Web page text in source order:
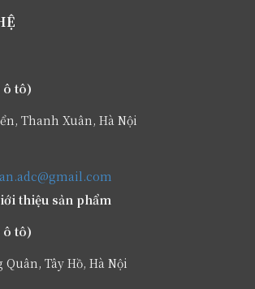
ô tô)
Thanh Xuân, Hà Nội
thiệu sản phẩm
ô tô)
Quân, Tây Hồ, Hà Nội